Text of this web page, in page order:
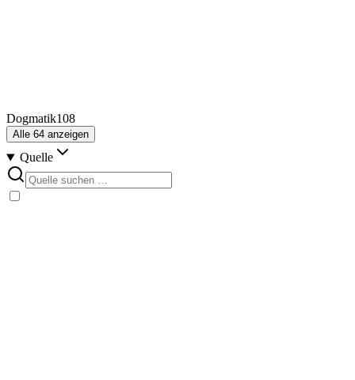
Dogmatik108
Alle 64 anzeigen
Quelle